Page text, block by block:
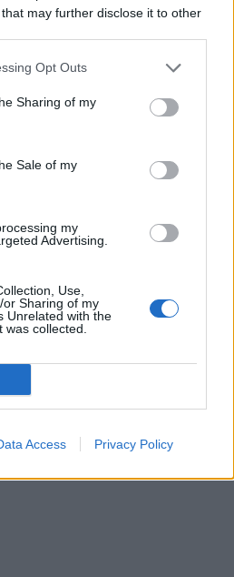
that may further disclose it to other
Opt Outs
Sharing of my
Sale of my
my
Advertising.
Use,
Sharing of my
Unrelated with the
collected.
Access Privacy Policy
5
Υπ. Μεταφορών: Οριστική λύση
κυκλοφορίας - Τέλος στις
στην KG Mobility
συνεχίζουν μαζί: Ανανέωση της
συνεργασίας τους μέχρι το
2028
ΟΤΕ στη διεθνή σειρά δεικτών